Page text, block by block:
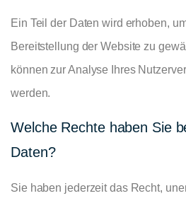
Ein Teil der Daten wird erhoben,
Bereitstellung der Website zu
können zur Analyse Ihres
werden.
Welche Rechte haben Sie
Daten?
Sie haben jederzeit das Recht,